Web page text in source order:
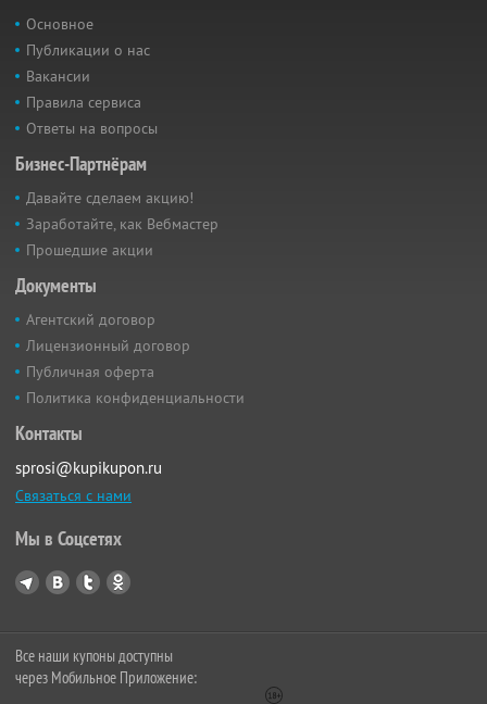
Основное
Публикации о нас
Вакансии
Правила сервиса
Ответы на вопросы
Бизнес-Партнёрам
Давайте сделаем акцию!
Заработайте, как Вебмастер
Прошедшие акции
Документы
Агентский договор
Лицензионный договор
Публичная оферта
Политика конфиденциальности
Контакты
sprosi@kupikupon.ru
Связаться с нами
Мы в Соцсетях
Все наши купоны доступны
через Мобильное Приложение: